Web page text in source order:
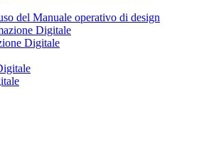
del Manuale operativo di design
Digitale